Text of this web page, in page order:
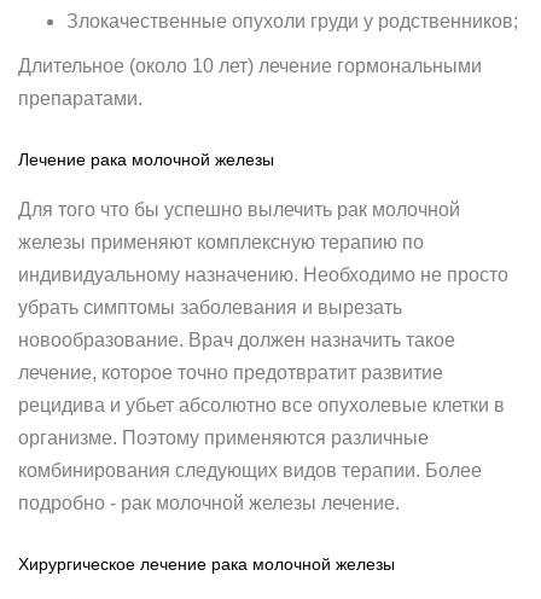
Злокачественные опухоли груди у родственников;
Длительное (около 10 лет) лечение гормональными
препаратами.
Лечение рака молочной железы
Для того что бы успешно вылечить рак молочной
железы применяют комплексную терапию по
индивидуальному назначению. Необходимо не просто
убрать симптомы заболевания и вырезать
новообразование. Врач должен назначить такое
лечение, которое точно предотвратит развитие
рецидива и убьет абсолютно все опухолевые клетки в
организме. Поэтому применяются различные
комбинирования следующих видов терапии. Более
подробно - рак молочной железы лечение.
Хирургическое лечение рака молочной железы